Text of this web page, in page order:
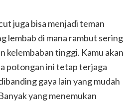
juga bisa menjadi teman
lembab di mana rambut sering
kelembaban tinggi. Kamu akan
potongan ini tetap terjaga
gaya lain yang mudah
yang menemukan